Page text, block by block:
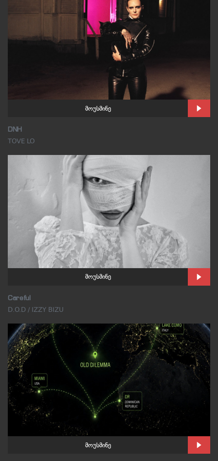
მოუსმინე
DNH
TOVE LO
მოუსმინე
Careful
D.O.D / IZZY BIZU
მოუსმინე